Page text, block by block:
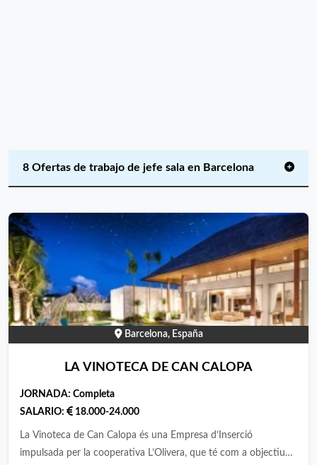
8 Ofertas de trabajo de jefe sala en Barcelona
Barcelona, España
LA VINOTECA DE CAN CALOPA
JORNADA: Completa
SALARIO:
18.000-24.000
La Vinoteca de Can Calopa és una Empresa d’Inserció
impulsada per la cooperativa L’Olivera, que té com a objectiu